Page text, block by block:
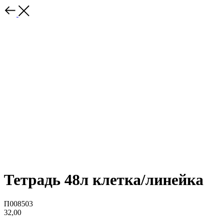
Тетрадь 48л клетка/линейка
П008503
32,00